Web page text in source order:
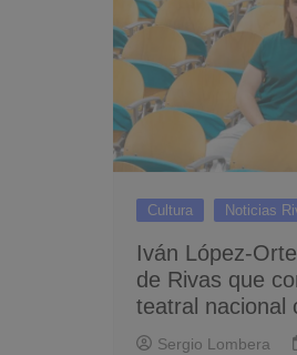
Cultura Noticias
Iván López-
de Rivas que
teatral nacional
Sergio Lombera